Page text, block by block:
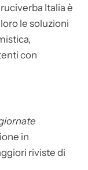
Italia è
le soluzioni
con
in
riviste di